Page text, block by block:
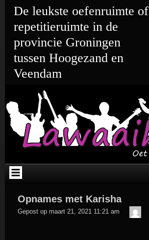
naar
inhoud
De leukste oefenruimte of
repetitieruimte in de
provincie Groningen
tussen Hoogezand en
Veendam
Opnames met Karisha
Gepost op maart 21, 2021 11:21 am